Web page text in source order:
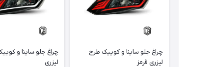
چراغ جلو ساینا و کوییک طرح
لیزری قرمز
چراغ جلو ساینا و
لیزری